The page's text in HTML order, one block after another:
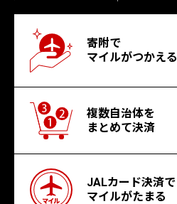
寄附で
マイルがつかえる
複数自治体を
まとめて決済
JALカード決済で
マイルがたまる